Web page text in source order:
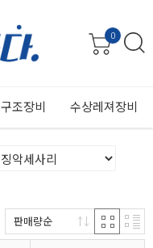
0
구조장비 수상레져장비
판매량순